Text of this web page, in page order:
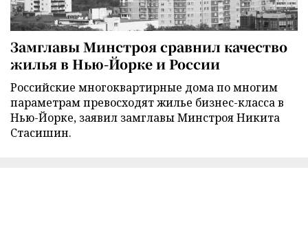
Замглавы Минстроя сравнил качество
жилья в Нью-Йорке и России
Российские многоквартирные дома по многим
параметрам превосходят жилье бизнес-класса в
Нью-Йорке, заявил замглавы Минстроя Никита
Стасишин.